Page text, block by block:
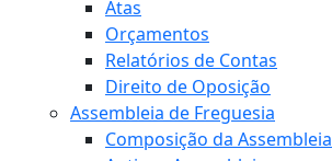
Atas
Orçamentos
Relatórios de Contas
Direito de Oposição
Assembleia de Freguesia
Composição da Assembleia